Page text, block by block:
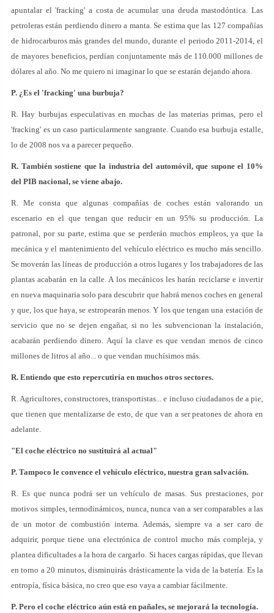
apuntalar el 'fracking' a costa de acumular una deuda mastodóntica. Las
petroleras están perdiendo dinero a manta. Se estima que las 127 compañías
de hidrocarburos más grandes del mundo, durante el periodo 2011-2014, el
de mayores beneficios, perdían conjuntamente más de 110.000 millones de
dólares al año. No me quiero ni imaginar lo que se estarán dejando ahora.
P. ¿Es el 'fracking' una burbuja?
R. Hay burbujas especulativas en muchas de las materias primas, pero el
'fracking' es un caso particularmente sangrante. Cuando esa burbuja estalle,
lo de 2008 nos va a parecer pequeño.
R. También sostiene que la industria del automóvil, que supone el 10%
del PIB nacional, se viene abajo.
R. Me consta que algunas compañías de coches están valorando un
escenario en el que tengan que reducir en un 95% su producción. La
patronal, por su parte, estima que se perderán muchos empleos, ya que la
mecánica y el mantenimiento del vehículo eléctrico es mucho más sencillo.
Se moverán las líneas de producción a otros lugares y los trabajadores de las
plantas acabarán en la calle. A los mecánicos les harán reciclarse e invertir
en nueva maquinaria solo para descubrir que habrá menos coches en general
y que, los que haya, se estropearán menos. Y los que tengan una estación de
servicio que no se dejen engañar, si no les subvencionan la instalación,
acabarán perdiendo dinero. Aquí la clave es que vendan menos de cinco
millones de litros al año... o que vendan muchísimos más.
R. Entiendo que esto repercutiría en muchos otros sectores.
R. Agricultores, constructores, transportistas... e incluso ciudadanos de a pie,
que tienen que mentalizarse de esto, de que van a ser peatones de ahora en
adelante.
"El coche eléctrico no sustituirá al actual"
P. Tampoco le convence el vehículo eléctrico, nuestra gran salvación.
R. Es que nunca podrá ser un vehículo de masas. Sus prestaciones, por
motivos simples, termodinámicos, nunca, nunca van a ser comparables a las
de un motor de combustión interna. Además, siempre va a ser caro de
adquirir, porque tiene una electrónica de control mucho más compleja, y
plantea dificultades a la hora de cargarlo. Si haces cargas rápidas, que llevan
en torno a 20 minutos, disminuirás drásticamente la vida de la batería. Es la
entropía, física básica, no creo que eso vaya a cambiar fácilmente.
P. Pero el coche eléctrico aún está en pañales, se mejorará la tecnología.